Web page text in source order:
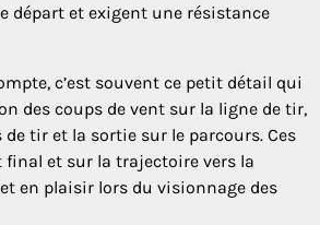
départ et exigent une résistance
c’est souvent ce petit détail qui
des coups de vent sur la ligne de tir,
tir et la sortie sur le parcours. Ces
et sur la trajectoire vers la
en plaisir lors du visionnage des